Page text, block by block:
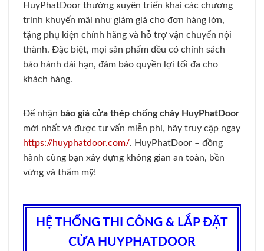
HuyPhatDoor thường xuyên triển khai các chương
trình khuyến mãi như giảm giá cho đơn hàng lớn,
tặng phụ kiện chính hãng và hỗ trợ vận chuyển nội
thành. Đặc biệt, mọi sản phẩm đều có chính sách
bảo hành dài hạn, đảm bảo quyền lợi tối đa cho
khách hàng.
Để nhận báo giá cửa thép chống cháy HuyPhatDoor
mới nhất và được tư vấn miễn phí, hãy truy cập ngay
https://huyphatdoor.com/. HuyPhatDoor – đồng
hành cùng bạn xây dựng không gian an toàn, bền
vững và thẩm mỹ!
HỆ THỐNG THI CÔNG & LẮP ĐẶT
CỬA HUYPHATDOOR